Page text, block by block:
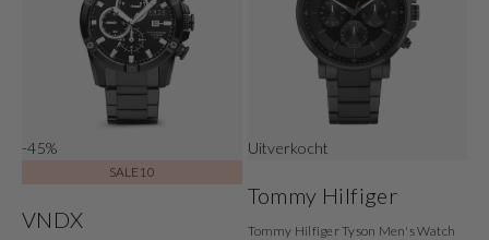
-45%
SALE10
VNDX
Uitverkocht
Tommy Hilfiger
Tommy Hilfiger Tyson Men's Watch